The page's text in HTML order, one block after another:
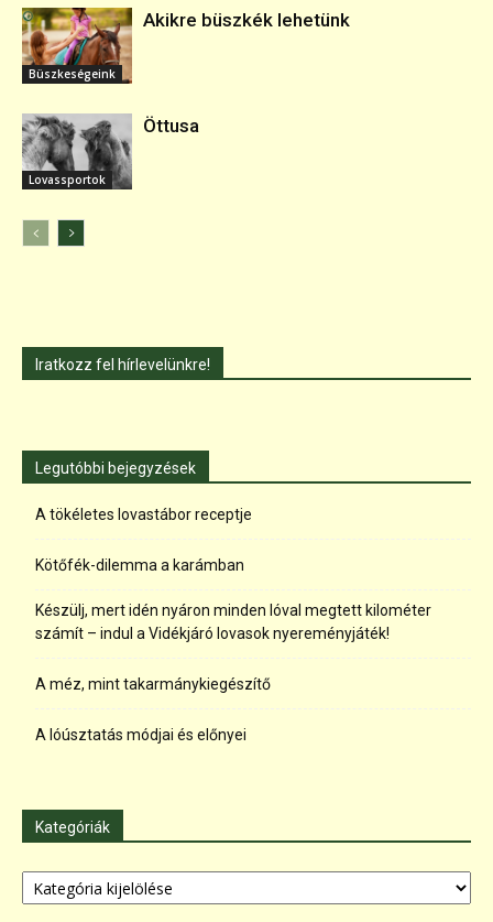
Büszkeségeink
Akikre büszkék lehetünk
Lovassportok
Öttusa
Iratkozz fel hírlevelünkre!
Legutóbbi bejegyzések
A tökéletes lovastábor receptje
Kötőfék-dilemma a karámban
Készülj, mert idén nyáron minden lóval megtett kilométer
számít – indul a Vidékjáró lovasok nyereményjáték!
A méz, mint takarmánykiegészítő
A lóúsztatás módjai és előnyei
Kategóriák
Kategóriák